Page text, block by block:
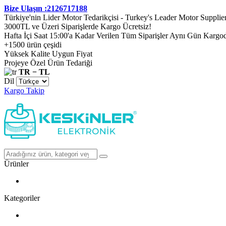
Bize Ulaşın :2126717188
Türkiye'nin Lider Motor Tedarikçisi - Turkey's Leader Motor
3000TL ve Üzeri Siparişlerde Kargo Ücretsiz!
Hafta İçi Saat 15:00'a Kadar Verilen Tüm Siparişler Aynı Gün
+1500 ürün çeşidi
Yüksek Kalite Uygun Fiyat
Projeye Özel Ürün Tedariği
TR − TL
Dil
Kargo Takip
Ürünler
Kategoriler